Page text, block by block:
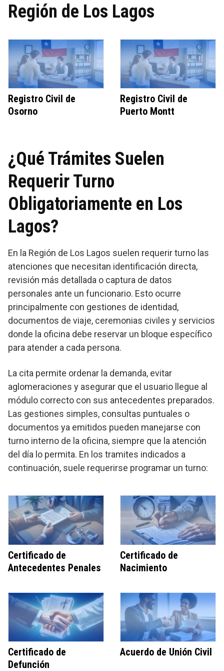
Región de Los Lagos
Registro Civil de
Osorno
Registro Civil de
Puerto Montt
¿Qué Trámites Suelen
Requerir Turno
Obligatoriamente en Los
Lagos?
En la Región de Los Lagos suelen requerir turno las
atenciones que necesitan identificación directa,
revisión más detallada o captura de datos
personales ante un funcionario. Esto ocurre
principalmente con gestiones de identidad,
documentos de viaje, ceremonias civiles y servicios
donde la oficina debe reservar un bloque específico
para atender a cada persona.
La cita permite ordenar la demanda, evitar
aglomeraciones y asegurar que el usuario llegue al
módulo correcto con sus antecedentes preparados.
Las gestiones simples, consultas puntuales o
documentos ya emitidos pueden manejarse con
turno interno de la oficina, siempre que la atención
del día lo permita. En los tramites indicados a
continuación, suele requerirse programar un turno:
Certificado de
Antecedentes Penales
Certificado de
Nacimiento
Certificado de
Defunción
Acuerdo de Unión Civil